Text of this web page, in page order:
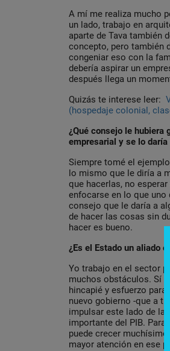
A mí me realiza mucho
un lado, trabajo en
aparte de Tava también
concepto, pero también
congeniar eso con la
debería aspirar un
después llega un
Quizás te interese leer:
(hospedaje colonial,
¿Qué consejo le hubiera
empresarial y se lo
Siempre tomé el
lo mismo que le diría a
que hacerlas, no
enfocarse en lo que uno
consejo que le daría a
de hacer las cosas sin
hacer es bueno.
¿Es el Estado un aliado
Yo trabajo en el sector
muchos obstáculos. Sí
hincapié y esfuerzo
nuevo gobierno -que a
impulsar este lado de la
importante del PIB.
puede crecer
mayor atención en ese